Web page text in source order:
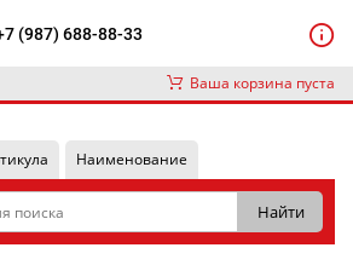
(987) 688-88-33
Ваша корзина пуста
Наименование